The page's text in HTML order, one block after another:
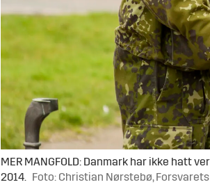
MER MANGFOLD: Danmark har ikke hatt
2014.
Foto: Christian Nørstebø,